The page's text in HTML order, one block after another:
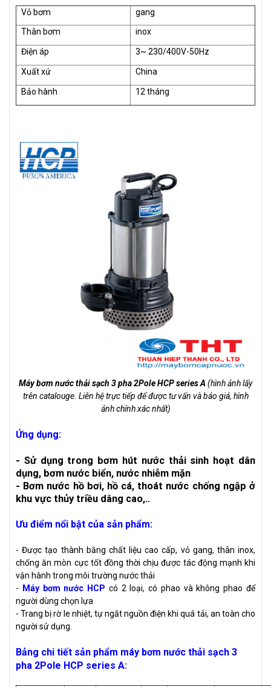
Vỏ bơm
gang
Thân bơm
inox
Điện áp 3~ 230/400V-50Hz
Xuất xứ China
Bảo hành 12 tháng
Máy bơm nước thải sạch 3 pha 2Pole HCP series A(hình ảnh lấy
trên catalouge. Liên hệ trực tiếp để được tư vấn và báo giá, hình
ảnh chính xác nhất)
Ứng dụng:
- Sử dụng trong bơm hút nước thải sinh hoạt dân
dụng, bơm nước biển, nước nhiễm mặn
- Bơm nước hồ bơi, hồ cá, thoát nước chống ngập ở
khu vực thủy triều dâng cao,..
Ưu điểm nổi bật của sản phẩm:
- Được tạo thành bằng chất liệu cao cấp, vỏ gang, thân inox,
chống ăn mòn cực tốt đồng thời chịu được tác động mạnh khi
vận hành trong môi trường nước thải
-
Máy bơm nước HCP có 2 loại, có phao và không phao để
người dùng chọn lựa
- Trang bị rờ le nhiệt, tự ngắt nguồn điện khi quá tải, an toàn cho
người sử dụng.
Bảng chi tiết sản phẩm máy bơm nước thải sạch 3
pha 2Pole HCP series A: